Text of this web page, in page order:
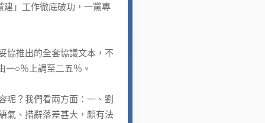
」工作徹底破功，一黨專
推出的全套協議文本，不
一○％上調至二五％。
？我們看兩方面：一、劉
氣、措辭落差甚大，頗有法